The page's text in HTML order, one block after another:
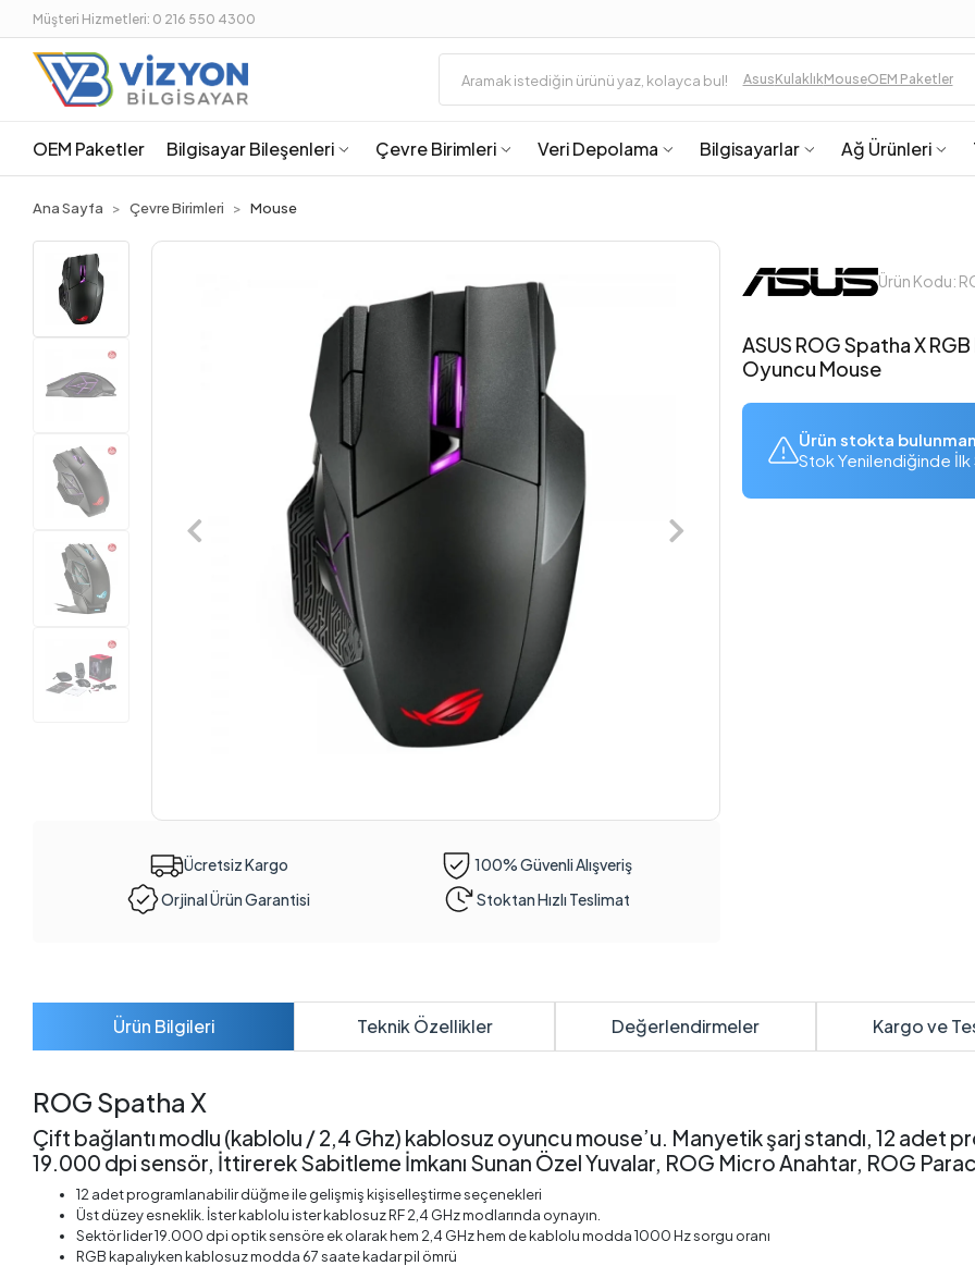
Müşteri Hizmetleri: 0 216 550 4300
AsusKulaklıkMouseOEM Paketler
OEM Paketler Bilgisayar Bileşenleri Çevre Birimleri Veri Depolama Bilgisayarlar Ağ Ürünleri
Ana Sayfa Çevre Birimleri Mouse
Ücretsiz Kargo
100% Güvenli Alışveriş
Orjinal Ürün Garantisi
Stoktan Hızlı Teslimat
Ürün Kodu:
ASUS ROG Spatha X
Oyuncu Mouse
Ürün stokta
Stok Yenilendiğinde İlk
Ürün Bilgileri Teknik Özellikler Değerlendirmeler Kargo ve
ROG Spatha X
Çift bağlantı modlu (kablolu / 2,4 Ghz) kablosuz oyuncu mouse’u. Manyetik şarj standı, 12 adet
19.000 dpi sensör, İttirerek Sabitleme İmkanı Sunan Özel Yuvalar, ROG Micro Anahtar, ROG
12 adet programlanabilir düğme ile gelişmiş kişiselleştirme seçenekleri
Üst düzey esneklik. İster kablolu ister kablosuz RF 2,4 GHz modlarında oynayın.
Sektör lider 19.000 dpi optik sensöre ek olarak hem 2,4 GHz hem de kablolu modda 1000 Hz sorgu oranı
RGB kapalıyken kablosuz modda 67 saate kadar pil ömrü